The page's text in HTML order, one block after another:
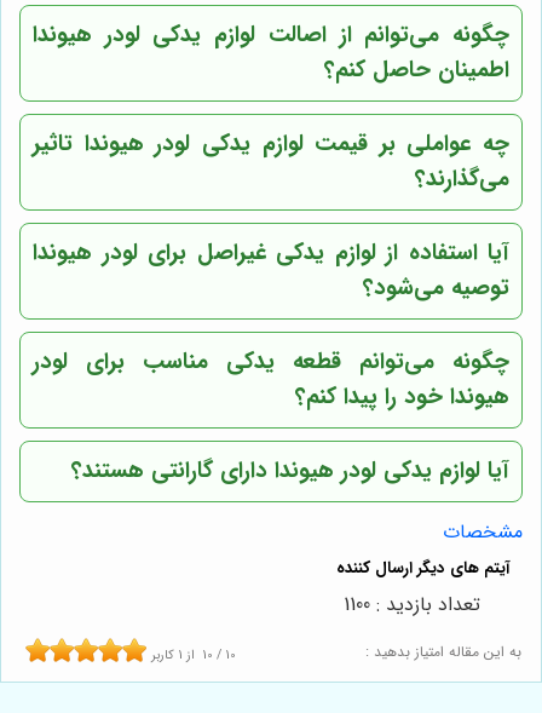
چگونه می‌توانم از اصالت لوازم یدکی لودر هیوندا
اطمینان حاصل کنم؟
چه عواملی بر قیمت لوازم یدکی لودر هیوندا تاثیر
می‌گذارند؟
آیا استفاده از لوازم یدکی غیراصل برای لودر هیوندا
توصیه می‌شود؟
چگونه می‌توانم قطعه یدکی مناسب برای لودر
هیوندا خود را پیدا کنم؟
آیا لوازم یدکی لودر هیوندا دارای گارانتی هستند؟
مشخصات
به این مقاله امتیاز بدهید : 10 / 10 از 1 کاربر
تعداد بازدید : 1100